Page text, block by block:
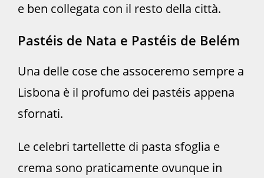
e ben collegata con il resto della città.
Pastéis de Nata e Pastéis de Belém
Una delle cose che assoceremo sempre a
Lisbona è il profumo dei pastéis appena
sfornati.
Le celebri tartellette di pasta sfoglia e
crema sono praticamente ovunque in